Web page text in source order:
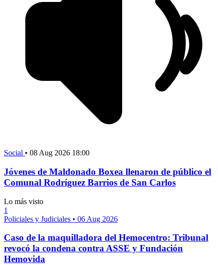
Social • 08 Aug 2026 18:00
Jóvenes de Maldonado Boxea llenaron de público el
Comunal Rodríguez Barrios de San Carlos
Lo más visto
1
Policiales y Judiciales • 06 Aug 2026
Caso de la maquilladora del Hemocentro: Tribunal
revocó la condena contra ASSE y Fundación
Hemovida